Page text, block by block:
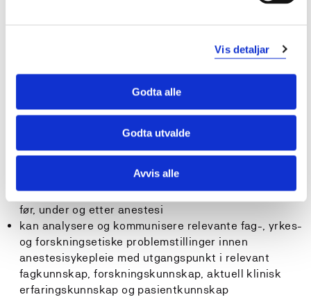
Vis detaljar
Godta alle
Godta utvalde
Avvis alle
egen kompetanse, etiske retningslinjer og innenfor
Studenten...
har relevant kompetanse i tekniske og ikke tekniske
ferdigheter i samhandling med pasient, pårørende og
kan utføre anestesisykepleie til ulike pasientgrupper
før, under og etter anestesi
kan analysere og kommunisere relevante fag-, yrkes-
og forskningsetiske problemstillinger innen
anestesisykepleie med utgangspunkt i relevant
fagkunnskap, forskningskunnskap, aktuell klinisk
erfaringskunnskap og pasientkunnskap